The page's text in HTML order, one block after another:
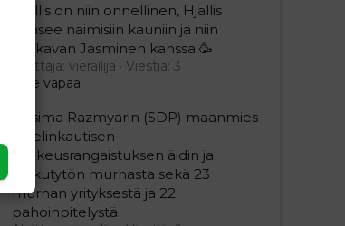
Hjallis on niin onnellinen, Hjallis
pääsee naimisiin kauniin ja niin
mukavan Jasminen kanssa 🥳
Aloittaja: vierailija
Viestiä: 3
Aihe vapaa
Nasima Razmyarin (SDP) maanmies
sai elinkautisen
vankeusrangaistuksen äidin ja
pikkutytön murhasta sekä 23
murhan yrityksestä ja 22
pahoinpitelystä